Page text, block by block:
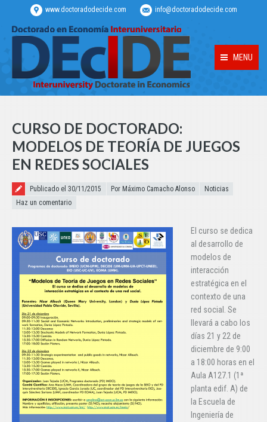
www.doctoradodecide.com info@doctoradodecide.com
MENU
CURSO DE DOCTORADO:
MODELOS DE TEORÍA DE JUEGOS
EN REDES SOCIALES
Publicado el
Publicado el 30/11/2015 Por Máximo Camacho Alonso
Noticias
Haz un comentario
El curso se dedica
al desarrollo de
modelos de
interacción
estratégica en el
contexto de una
red social. Se
llevará a cabo los
días 21 y 22 de
diciembre de 9:00
a 18:00 horas en el
Aula A127.1 (1ª
planta edif. A) de
la Escuela de
Ingeniería de